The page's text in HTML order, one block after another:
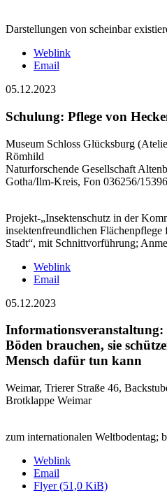
Darstellungen von scheinbar
Weblink
Email
05.12.2023
Schulung: Pflege von
Museum Schloss Glücksburg
Römhild
Naturforschende Gesellschaft
Gotha/Ilm-Kreis, Fon 036256/
Projekt-„Insektenschutz in der
insektenfreundlichen
Stadt“, mit Schnittvorführung;
Weblink
Email
05.12.2023
Böden brauchen, sie
Mensch dafür tun kann
Weimar, Trierer Straße 46,
Brotklappe Weimar
zum internationalen Weltbodentag;
Weblink
Email
Flyer(51,0 KiB)